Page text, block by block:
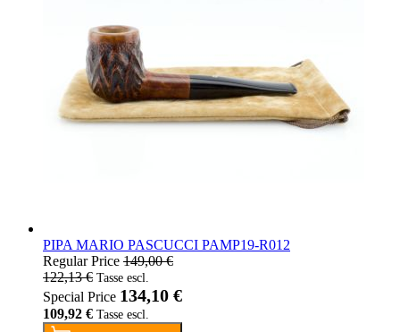
PIPA MARIO PASCUCCI PAMP19-R012
Special Price 134,10 €
109,92 €
Regular Price 149,00 €
122,13 €